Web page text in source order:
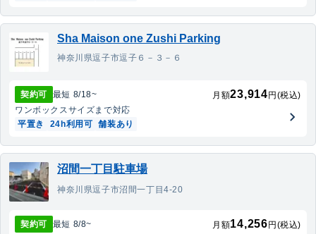
Sha Maison one Zushi Parking
神奈川県逗子市逗子６－３－６
契約可 最短 8/18~ 月額23,914 円(税込)
ワンボックスサイズまで対応
平置き
24h利用可 舗装あり
沼間一丁目駐車場
神奈川県逗子市沼間一丁目4-20
契約可 最短 8/8~ 月額14,256 円(税込)